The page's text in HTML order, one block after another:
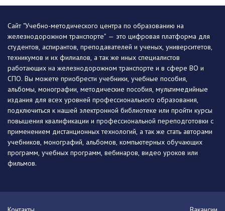
Сайт "Учебно-методического центра по образованию на
железнодорожном транспорте" — это цифровая платформа для
студентов, аспирантов, преподавателей и ученых, университетов,
техникумов и их филиалов, а так же иных специалистов
работающих на железнодорожном транспорте и в сфере ВО и
СПО. Вы можете приобрести учебники, учебные пособия,
альбомы, монографии, методические пособия, мультимедийные
издания для всех уровней профессионального образования,
подключиться к нашей электронной библиотеке или пройти курсы
повышения квалификации и профессиональной переподготовки с
применением дистанционных технологий, а так же стать авторами
учебников, монографий, альбомов, компьютерных обучающих
программ, учебных программ, вебинаров, видео уроков или
фильмов.